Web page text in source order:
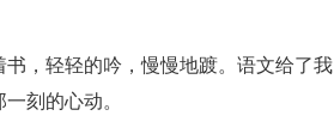
，轻轻的吟，慢慢地踱。语文给了我
刻的心动。